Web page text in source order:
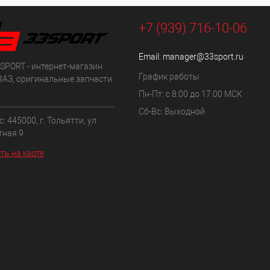
- интернет-магазин
оригинальные запчасти
445000, г. Тольятти, ул.
9.
на карте
+7 (939) 716-10-06
Email: manager@33sport.ru
График работы
Пн-Пт: с 8:00 до 17:00 МСК
Сб-Вс: Выходной